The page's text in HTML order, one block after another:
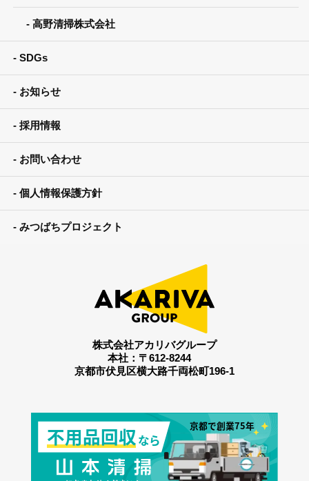
高野清掃株式会社
SDGs
お知らせ
採用情報
お問い合わせ
個人情報保護方針
みつばちプロジェクト
株式会社アカリバグループ
本社：〒612-8244
京都市伏見区横大路千両松町196-1